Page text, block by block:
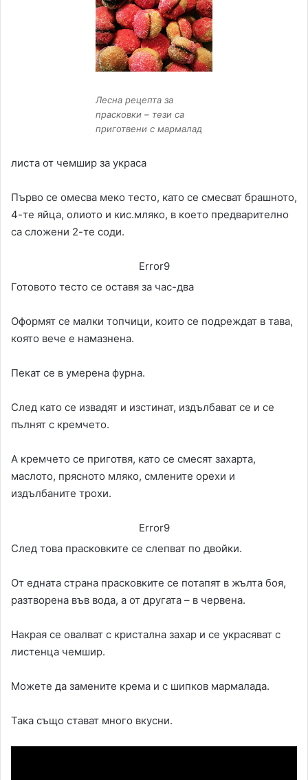
Лесна рецепта за
прасковки – тези са
приготвени с мармалад
листа от чемшир за украса
Първо се омесва меко тесто, като се смесват брашното,
4-те яйца, олиото и кис.мляко, в което предварително
са сложени 2-те соди.
Error9
Готовото тесто се оставя за час-два
Оформят се малки топчици, които се подреждат в тава,
която вече е намазнена.
Пекат се в умерена фурна.
След като се извадят и изстинат, издълбават се и се
пълнят с кремчето.
А кремчето се приготвя, като се смесят захарта,
маслото, прясното мляко, смлените орехи и
издълбаните трохи.
Error9
След това прасковките се слепват по двойки.
От едната страна прасковките се потапят в жълта боя,
разтворена във вода, а от другата – в червена.
Накрая се овалват с кристална захар и се украсяват с
листенца чемшир.
Можете да замените крема и с шипков мармалада.
Така също стават много вкусни.